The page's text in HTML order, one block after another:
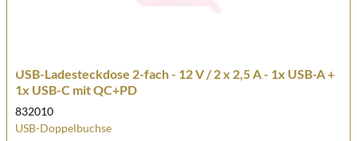
USB-Ladesteckdose 2-fach - 12 V / 2 x 2,5 A - 1x USB-A +
1x USB-C mit QC+PD
832010
USB-Doppelbuchse